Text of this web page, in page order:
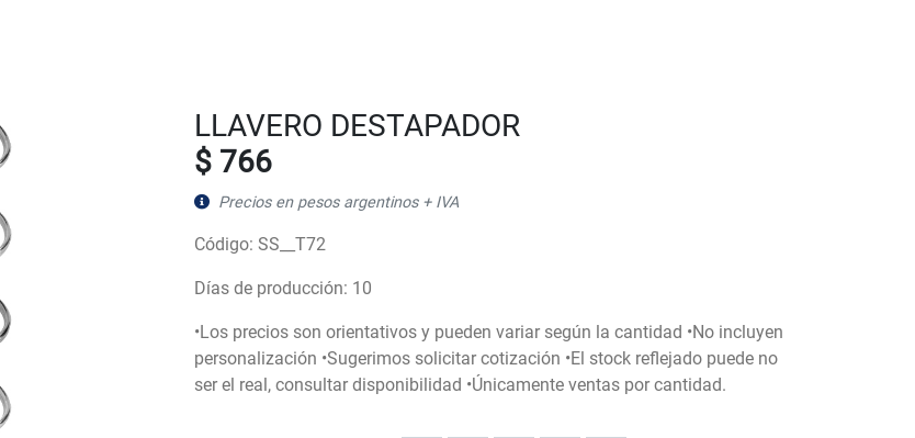
LLAVERO DESTAPADOR
$ 766
Precios en pesos argentinos + IVA
Código: SS__T72
Días de producción: 10
•Los precios son orientativos y pueden variar según la cantidad •No incluyen
personalización •Sugerimos solicitar cotización •El stock reflejado puede no
ser el real, consultar disponibilidad •Únicamente ventas por cantidad.